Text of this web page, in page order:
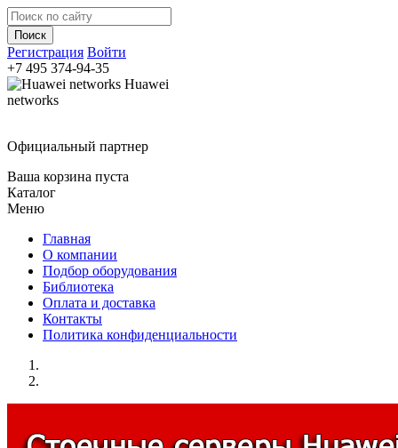
Регистрация Войти
+7 495 374-94-35
Huawei
networks
Официальный партнер
Ваша корзина пуста
Каталог
Меню
Главная
О компании
Подбор оборудования
Библиотека
Оплата и доставка
Контакты
Политика конфиденциальности